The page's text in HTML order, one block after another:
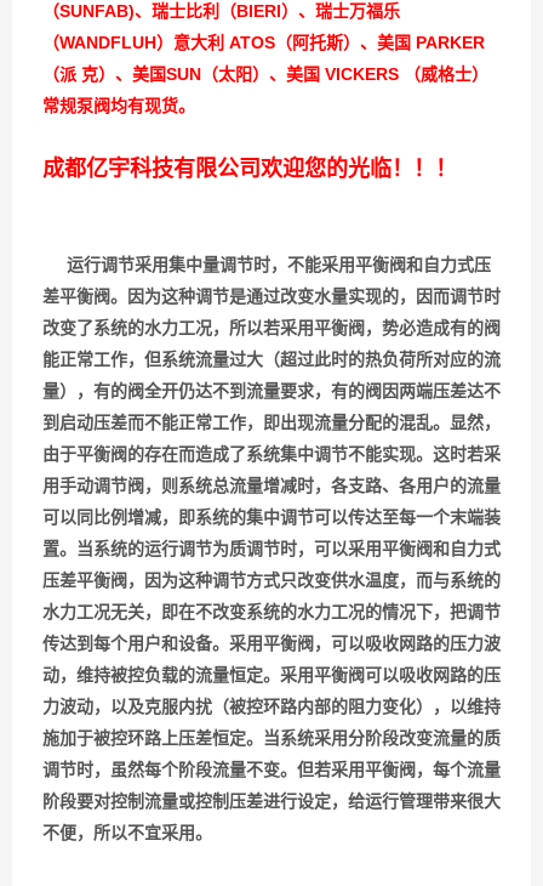
（SUNFAB)、瑞士比利（BIERI）、瑞士万福乐
（WANDFLUH）意大利 ATOS（阿托斯）、美国 PARKER
（派 克）、美国SUN（太阳）、美国 VICKERS （威格士）
常规泵阀均有现货。
成都亿宇科技有限公司欢迎您的光临！！！
运行调节采用集中量调节时，不能采用平衡阀和自力式压
差平衡阀。因为这种调节是通过改变水量实现的，因而调节时
改变了系统的水力工况，所以若采用平衡阀，势必造成有的阀
能正常工作，但系统流量过大（超过此时的热负荷所对应的流
量），有的阀全开仍达不到流量要求，有的阀因两端压差达不
到启动压差而不能正常工作，即出现流量分配的混乱。显然，
由于平衡阀的存在而造成了系统集中调节不能实现。这时若采
用手动调节阀，则系统总流量增减时，各支路、各用户的流量
可以同比例增减，即系统的集中调节可以传达至每一个末端装
置。当系统的运行调节为质调节时，可以采用平衡阀和自力式
压差平衡阀，因为这种调节方式只改变供水温度，而与系统的
水力工况无关，即在不改变系统的水力工况的情况下，把调节
传达到每个用户和设备。采用平衡阀，可以吸收网路的压力波
动，维持被控负载的流量恒定。采用平衡阀可以吸收网路的压
力波动，以及克服内扰（被控环路内部的阻力变化），以维持
施加于被控环路上压差恒定。当系统采用分阶段改变流量的质
调节时，虽然每个阶段流量不变。但若采用平衡阀，每个流量
阶段要对控制流量或控制压差进行设定，给运行管理带来很大
不便，所以不宜采用。